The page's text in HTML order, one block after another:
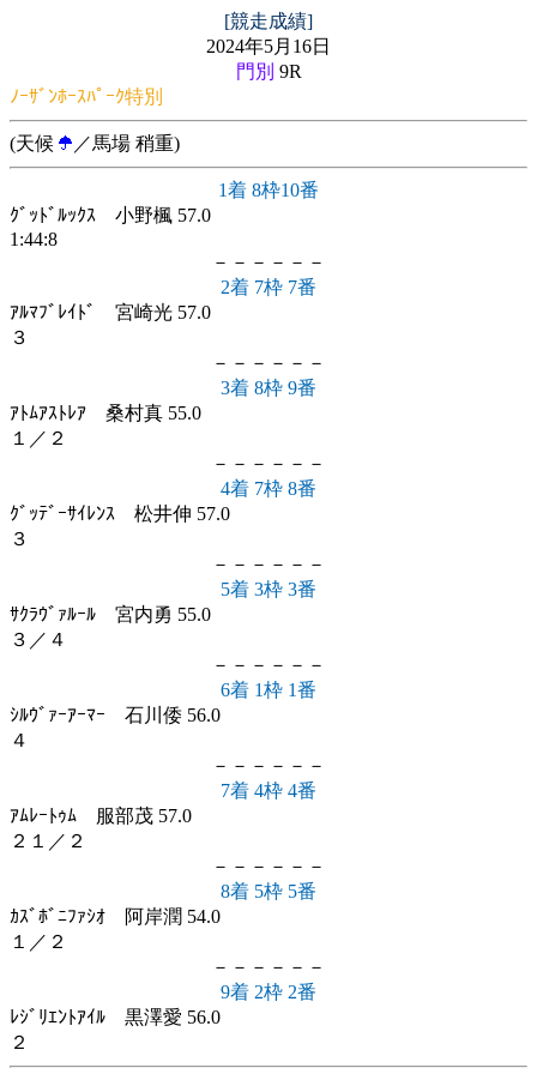
[競走成績]
2024年5月16日
門別 9R
ﾉｰｻﾞﾝﾎｰｽﾊﾟｰｸ特別
(天候 ／馬場 稍重)
1着 8枠10番
ｸﾞｯﾄﾞﾙｯｸｽ 小野楓 57.0
1:44:8
－－－－－－
2着 7枠 7番
ｱﾙﾏﾌﾞﾚｲﾄﾞ 宮崎光 57.0
３
－－－－－－
3着 8枠 9番
ｱﾄﾑｱｽﾄﾚｱ 桑村真 55.0
１／２
－－－－－－
4着 7枠 8番
ｸﾞｯﾃﾞｰｻｲﾚﾝｽ 松井伸 57.0
３
－－－－－－
5着 3枠 3番
ｻｸﾗｳﾞｧﾙｰﾙ 宮内勇 55.0
３／４
－－－－－－
6着 1枠 1番
ｼﾙｳﾞｧｰｱｰﾏｰ 石川倭 56.0
４
－－－－－－
7着 4枠 4番
ｱﾑﾚｰﾄｩﾑ 服部茂 57.0
２１／２
－－－－－－
8着 5枠 5番
ｶｽﾞﾎﾞﾆﾌｧｼｵ 阿岸潤 54.0
１／２
－－－－－－
9着 2枠 2番
ﾚｼﾞﾘｴﾝﾄｱｲﾙ 黒澤愛 56.0
２